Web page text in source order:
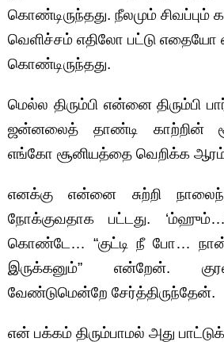
கொண்டிருந்தது. நீலமும்
வெளிச்சம் எதிலோ பட்டு எதையோ
கொண்டிருந்தது.
மெல்ல திரும்பி என்னை திரும்பி
ஜன்னலைத் தாண்டி காற்றின்
எங்கோ சூனியத்தை வெறிக்க
எனக்கு என்னை சுற்றி
நோக்குவதாக பட்டது.
கொண்டே… “குட்டி நீ போ…
இருக்கனும்” என்றேன்.
வேண்டுமென்றே சேர்த்திருந்தேன்.
என் பக்கம் திரும்பாமல் அது